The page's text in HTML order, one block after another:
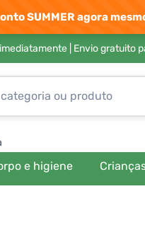
SUMMER agora
| Envio gratuito
e higiene